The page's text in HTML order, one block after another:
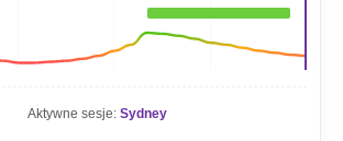
Aktywne sesje: Sydney